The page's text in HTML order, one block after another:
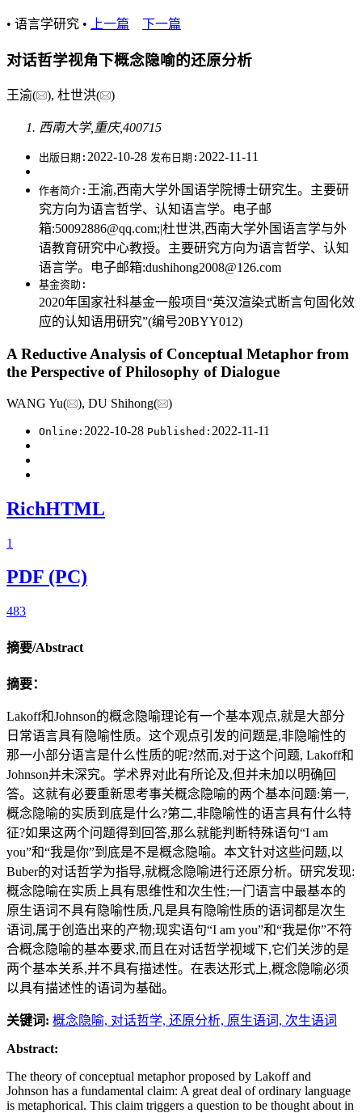
• 语言学研究 • 上一篇 下一篇
对话哲学视角下概念隐喻的还原分析
王渝( ), 杜世洪( )
西南大学,重庆,400715
出版日期: 2022-10-28 发布日期: 2022-11-11
作者简介: 王渝,西南大学外国语学院博士研究生。主要研
究方向为语言哲学、认知语言学。电子邮
箱:50092886@qq.com;|杜世洪,西南大学外国语言学与外
语教育研究中心教授。主要研究方向为语言哲学、认知
语言学。电子邮箱:dushihong2008@126.com
基金资助:
2020年国家社科基金一般项目“英汉渲染式断言句固化效
应的认知语用研究”(编号20BYY012)
A Reductive Analysis of Conceptual Metaphor from
the Perspective of Philosophy of Dialogue
WANG Yu( ), DU Shihong( )
Online: 2022-10-28 Published: 2022-11-11
RichHTML
1
PDF (PC)
483
摘要/Abstract
摘要：
Lakoff和Johnson的概念隐喻理论有一个基本观点,就是大部分
日常语言具有隐喻性质。这个观点引发的问题是,非隐喻性的
那一小部分语言是什么性质的呢?然而,对于这个问题, Lakoff和
Johnson并未深究。学术界对此有所论及,但并未加以明确回
答。这就有必要重新思考事关概念隐喻的两个基本问题:第一,
概念隐喻的实质到底是什么?第二,非隐喻性的语言具有什么特
征?如果这两个问题得到回答,那么就能判断特殊语句“I am
you”和“我是你”到底是不是概念隐喻。本文针对这些问题,以
Buber的对话哲学为指导,就概念隐喻进行还原分析。研究发现:
概念隐喻在实质上具有思维性和次生性;一门语言中最基本的
原生语词不具有隐喻性质,凡是具有隐喻性质的语词都是次生
语词,属于创造出来的产物;现实语句“I am you”和“我是你”不符
合概念隐喻的基本要求,而且在对话哲学视域下,它们关涉的是
两个基本关系,并不具有描述性。在表达形式上,概念隐喻必须
以具有描述性的语词为基础。
关键词: 概念隐喻, 对话哲学, 还原分析, 原生语词, 次生语词
Abstract:
The theory of conceptual metaphor proposed by Lakoff and
Johnson has a fundamental claim: A great deal of ordinary language
is metaphorical. This claim triggers a question to be thought about in